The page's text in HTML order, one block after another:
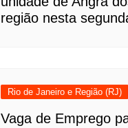
região nesta
Rio de Janeiro e Região (RJ)
Vaga de Emprego